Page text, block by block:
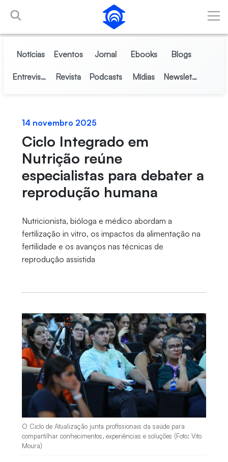
Pular para o Conteúdo principal
Notícias Eventos Jornal Ebooks Blogs
Entrevistas Revista Podcasts Mídias Newsletter
14 novembro 2025
Ciclo Integrado em
Nutrição reúne
especialistas para debater a
reprodução humana
Nutricionista, bióloga e médico abordam a
fertilização in vitro, os impactos da alimentação na
fertilidade e os avanços nas técnicas de
reprodução assistida
O Ciclo de Atualização junta profissionais da saúde para
compartilhar conhecimentos, experiências e soluções (Foto: Vito
Moura)